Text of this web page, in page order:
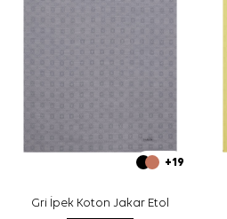
+19
Gri İpek Koton Jakar Etol